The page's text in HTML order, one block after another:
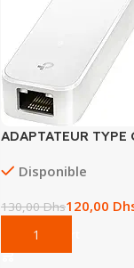
ADAPTATEUR
Disponible
130,00Dhs120,00
Add To Cart